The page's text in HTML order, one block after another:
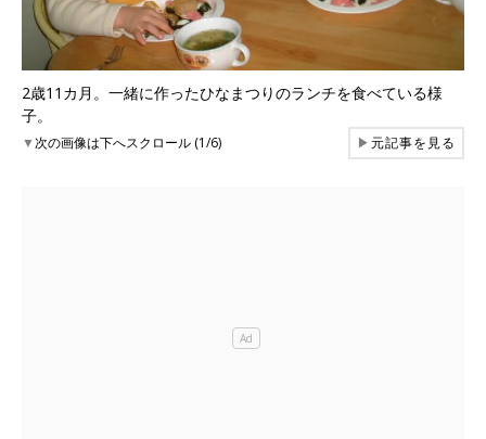
2歳11カ月。一緒に作ったひなまつりのランチを食べている様
子。
▼次の画像は下へスクロール (1/6) ▶元記事を見る